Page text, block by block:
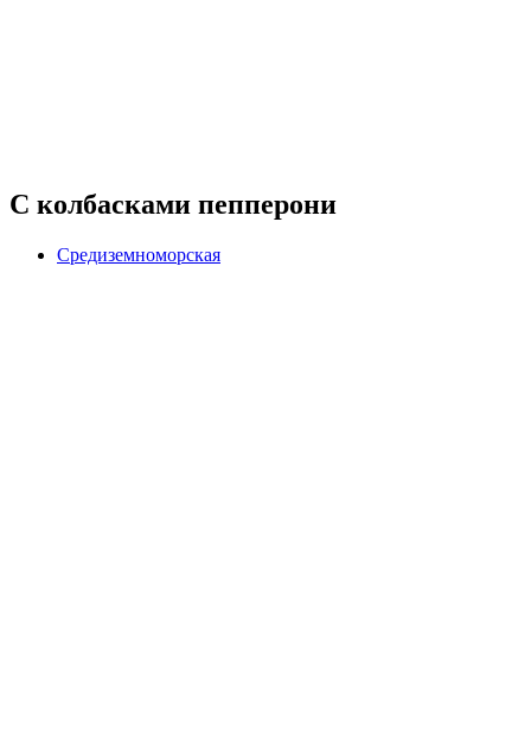
С колбасками пепперони
Средиземноморская